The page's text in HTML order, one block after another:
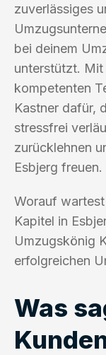
zuverlässiges
bei deinem
unterstützt. Mit
kompetenten
Kastner dafür,
stressfrei
zurücklehnen
Esbjerg freuen.
Worauf
Kapitel in
Umzugskönig
erfolgreichen
Was